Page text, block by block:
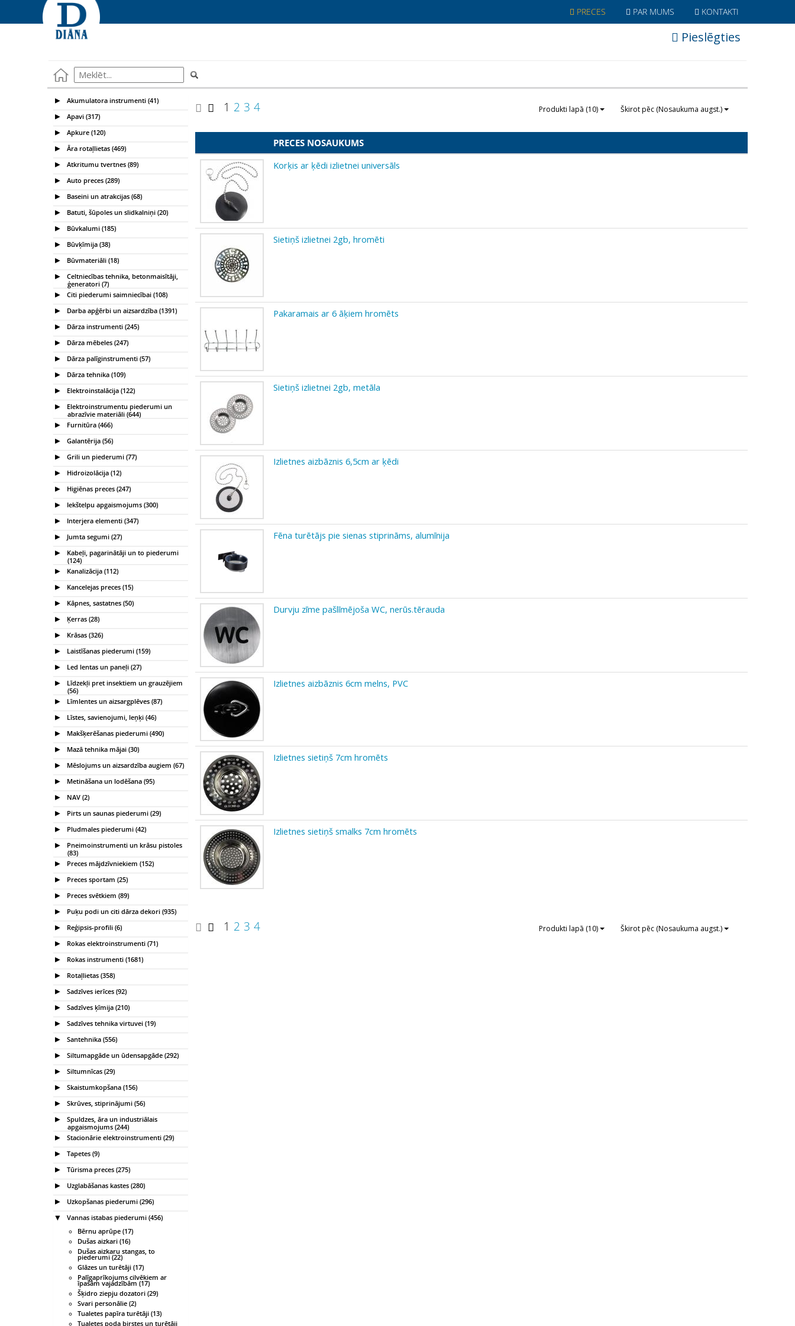
PRECES PAR MUMS KONTAKTI
Pieslēgties
Akumulatora instrumenti (41)
Apavi (317)
Apkure (120)
Āra rotaļlietas (469)
Atkritumu tvertnes (89)
Auto preces (289)
Baseini un atrakcijas (68)
Batuti, šūpoles un slidkalniņi (20)
Būvkalumi (185)
Būvķīmija (38)
Būvmateriāli (18)
Celtniecības tehnika, betonmaisītāji,
ģeneratori (7)
Citi piederumi saimniecībai (108)
Darba apģērbi un aizsardzība (1391)
Dārza instrumenti (245)
Dārza mēbeles (247)
Dārza palīginstrumenti (57)
Dārza tehnika (109)
Elektroinstalācija (122)
Elektroinstrumentu piederumi un
abrazīvie materiāli (644)
Furnitūra (466)
Galantērija (56)
Grili un piederumi (77)
Hidroizolācija (12)
Higiēnas preces (247)
Iekštelpu apgaismojums (300)
Interjera elementi (347)
Jumta segumi (27)
Kabeļi, pagarinātāji un to piederumi
(124)
Kanalizācija (112)
Kancelejas preces (15)
Kāpnes, sastatnes (50)
Ķerras (28)
Krāsas (326)
Laistīšanas piederumi (159)
Led lentas un paneļi (27)
Līdzekļi pret insektiem un grauzējiem
(56)
Līmlentes un aizsargplēves (87)
Līstes, savienojumi, leņķi (46)
Makšķerēšanas piederumi (490)
Mazā tehnika mājai (30)
Mēslojums un aizsardzība augiem (67)
Metināšana un lodēšana (95)
NAV (2)
Pirts un saunas piederumi (29)
Pludmales piederumi (42)
Pneimoinstrumenti un krāsu pistoles
(83)
Preces mājdzīvniekiem (152)
Preces sportam (25)
Preces svētkiem (89)
Puķu podi un citi dārza dekori (935)
Reģipsis-profili (6)
Rokas elektroinstrumenti (71)
Rokas instrumenti (1681)
Rotaļlietas (358)
Sadzīves ierīces (92)
Sadzīves ķīmija (210)
Sadzīves tehnika virtuvei (19)
Santehnika (556)
Siltumapgāde un ūdensapgāde (292)
Siltumnīcas (29)
Skaistumkopšana (156)
Skrūves, stiprinājumi (56)
Spuldzes, āra un industriālais
apgaismojums (244)
Stacionārie elektroinstrumenti (29)
Tapetes (9)
Tūrisma preces (275)
Uzglabāšanas kastes (280)
Uzkopšanas piederumi (296)
Vannas istabas piederumi (456)
Bērnu aprūpe (17)
Dušas aizkari (16)
Dušas aizkaru stangas, to
piederumi (22)
Glāzes un turētāji (17)
Palīgaprīkojums cilvēkiem ar
īpašām vajadzībām (17)
Šķidro ziepju dozatori (29)
Svari personālie (2)
Tualetes papīra turētāji (13)
Tualetes poda birstes un turētāji
1 2 3 4 Produkti lapā (10) Škirot pēc (Nosaukuma augst.)
PRECES NOSAUKUMS
Korķis ar ķēdi izlietnei universāls
Sietiņš izlietnei 2gb, hromēti
Pakaramais ar 6 āķiem hromēts
Sietiņš izlietnei 2gb, metāla
Izlietnes aizbāznis 6,5cm ar ķēdi
Fēna turētājs pie sienas stiprināms, alumīnija
Durvju zīme pašlīmējoša WC, nerūs.tērauda
Izlietnes aizbāznis 6cm melns, PVC
Izlietnes sietiņš 7cm hromēts
Izlietnes sietiņš smalks 7cm hromēts
1 2 3 4 Produkti lapā (10) Škirot pēc (Nosaukuma augst.)